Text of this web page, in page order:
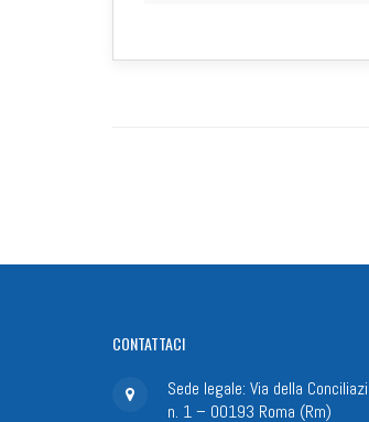
CONTATTACI
Sede legale: Via della
n. 1 – 00193 Roma (Rm)